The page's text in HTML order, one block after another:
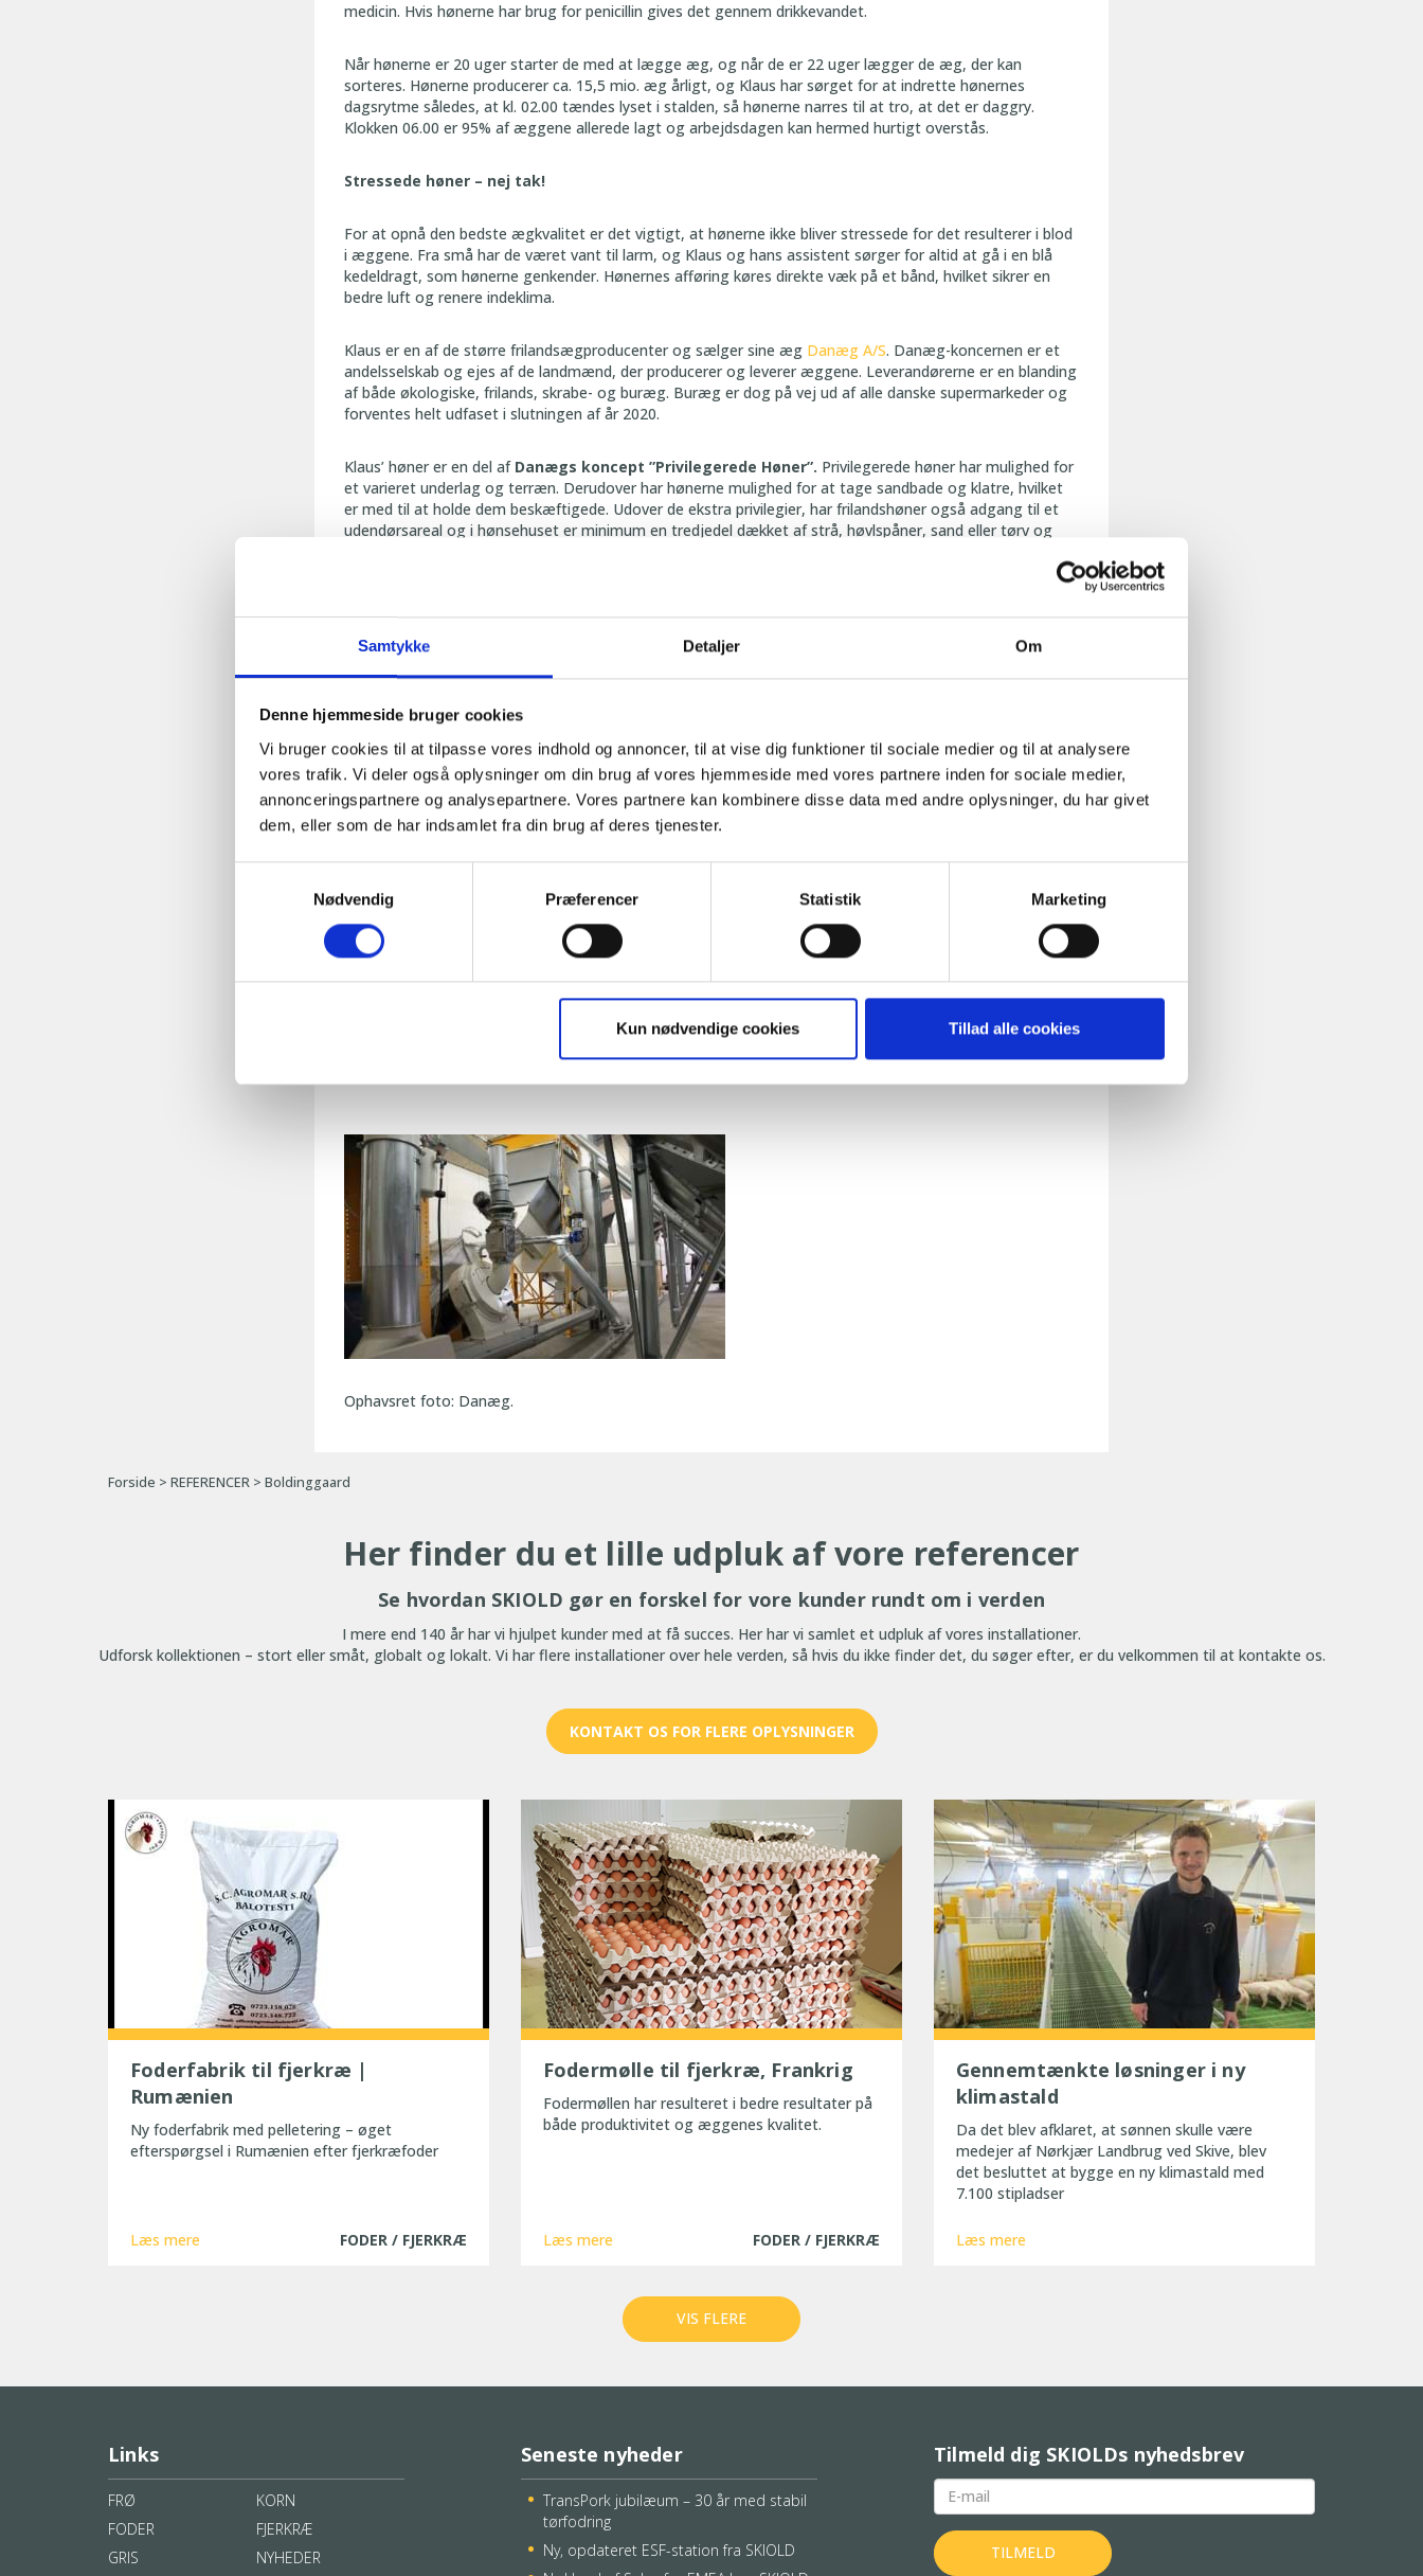
Samtykke Detaljer Om
Denne hjemmeside bruger cookies
Vi bruger cookies til at tilpasse vores indhold og annoncer, til at vise dig funktioner til sociale medier og til at analysere
vores trafik. Vi deler også oplysninger om din brug af vores hjemmeside med vores partnere inden for sociale medier,
annonceringspartnere og analysepartnere. Vores partnere kan kombinere disse data med andre oplysninger, du har givet
dem, eller som de har indsamlet fra din brug af deres tjenester.
Nødvendig
Præferencer Statistik Marketing
Kun nødvendige cookies Tillad alle cookies
medicin. Hvis hønerne har brug for penicillin gives det gennem drikkevandet.
Når hønerne er 20 uger starter de med at lægge æg, og når de er 22 uger lægger de æg, der kan
sorteres. Hønerne producerer ca. 15,5 mio. æg årligt, og Klaus har sørget for at indrette hønernes
dagsrytme således, at kl. 02.00 tændes lyset i stalden, så hønerne narres til at tro, at det er daggry.
Klokken 06.00 er 95% af æggene allerede lagt og arbejdsdagen kan hermed hurtigt overstås.
Stressede høner – nej tak!
For at opnå den bedste ægkvalitet er det vigtigt, at hønerne ikke bliver stressede for det resulterer i blod
i æggene. Fra små har de været vant til larm, og Klaus og hans assistent sørger for altid at gå i en blå
kedeldragt, som hønerne genkender. Hønernes afføring køres direkte væk på et bånd, hvilket sikrer en
bedre luft og renere indeklima.
Klaus er en af de større frilandsægproducenter og sælger sine æg Danæg A/S. Danæg-koncernen er et
andelsselskab og ejes af de landmænd, der producerer og leverer æggene. Leverandørerne er en blanding
af både økologiske, frilands, skrabe- og buræg. Buræg er dog på vej ud af alle danske supermarkeder og
forventes helt udfaset i slutningen af år 2020.
Klaus’ høner er en del af Danægs koncept ”Privilegerede Høner”. Privilegerede høner har mulighed for
et varieret underlag og terræn. Derudover har hønerne mulighed for at tage sandbade og klatre, hvilket
er med til at holde dem beskæftigede. Udover de ekstra privilegier, har frilandshøner også adgang til et
udendørsareal og i hønsehuset er minimum en tredjedel dækket af strå, høvlspåner, sand eller tørv og
Det hele handler om management. Når hønerne har det godt, har kontoen det godt”,
forklarer
Klaus Jørgensen.
Når Klaus ikke passer sine høns bruger han gerne tid på sin store hobby, veteranbiler, som han bl.a. bruger
campere på Boldinggaards arealer. De synes det er hyggeligt og giver stedet ekstra liv.
Fakta:
management system
48.000 høns, der producere 15.5 mio. æg årligt.
2500 tons foder bruges der årligt - 60-65 % produceres selv.
Færdigfoder koster ham ca. 182 kr., men kun 160 kr at producere foderet selv.
Ophavsret foto: Danæg.
Forside > REFERENCER > Boldinggaard
Her finder du et lille udpluk af vore referencer
Se hvordan SKIOLD gør en forskel for vore kunder rundt om i verden
I mere end 140 år har vi hjulpet kunder med at få succes. Her har vi samlet et udpluk af vores installationer.
Udforsk kollektionen – stort eller småt, globalt og lokalt. Vi har flere installationer over hele verden, så hvis du ikke finder det, du søger efter, er du velkommen til at kontakte os.
KONTAKT OS FOR FLERE OPLYSNINGER
Foderfabrik til fjerkræ |
Rumænien
Ny foderfabrik med pelletering – øget
efterspørgsel i Rumænien efter fjerkræfoder
Læs mere FODER / FJERKRÆ
Fodermølle til fjerkræ, Frankrig
Fodermøllen har resulteret i bedre resultater på
både produktivitet og æggenes kvalitet.
Læs mere FODER / FJERKRÆ
Gennemtænkte løsninger i ny
klimastald
Da det blev afklaret, at sønnen skulle være
medejer af Nørkjær Landbrug ved Skive, blev
det besluttet at bygge en ny klimastald med
7.100 stipladser
Læs mere
VIS FLERE
Links
FRØ
KORN
FODER
FJERKRÆ
GRIS
NYHEDER
Seneste nyheder
TransPork jubilæum – 30 år med stabil
tørfodring
Ny, opdateret ESF-station fra SKIOLD
Tilmeld dig SKIOLDs nyhedsbrev